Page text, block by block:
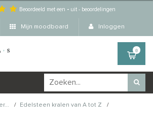
Beoordeeld met een - uit -beoordelingen
Mijn moodboard Inloggen
0
/ Edelsteen kralen van A tot Z
/